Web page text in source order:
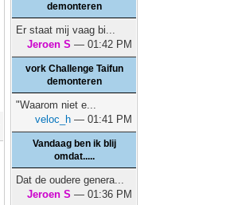
demonteren
Er staat mij vaag bi...
Jeroen S — 01:42 PM
vork Challenge Taifun
demonteren
"Waarom niet e...
veloc_h — 01:41 PM
Vandaag ben ik blij
omdat.....
Dat de oudere genera...
Jeroen S — 01:36 PM